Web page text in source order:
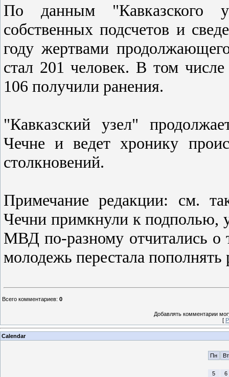
По данным "Кавказского
собственных подсчетов и
году жертвами
стал 201 человек. В том
106 получили ранения.
"Кавказский узел"
Чечне и ведет хронику
столкновений.
Примечание редакции: см.
Чечни примкнули к подполью,
МВД по-разному отчитались о
молодежь перестала
Всего комментариев: 0
Добавлять комментарии
[
Calendar
Пн Вт
5
6